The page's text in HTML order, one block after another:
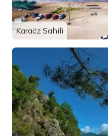
Karaöz Sahili